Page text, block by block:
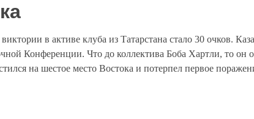
в активе клуба из Татарстана стало 30 очков.
Конференции. Что до коллектива Боба Хартли, то он
на шестое место Востока и потерпел первое